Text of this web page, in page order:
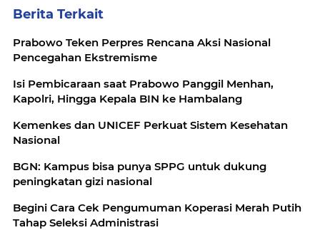
Berita Terkait
Prabowo Teken Perpres Rencana Aksi Nasional
Pencegahan Ekstremisme
Isi Pembicaraan saat Prabowo Panggil Menhan,
Kapolri, Hingga Kepala BIN ke Hambalang
Kemenkes dan UNICEF Perkuat Sistem Kesehatan
Nasional
BGN: Kampus bisa punya SPPG untuk dukung
peningkatan gizi nasional
Begini Cara Cek Pengumuman Koperasi Merah Putih
Tahap Seleksi Administrasi